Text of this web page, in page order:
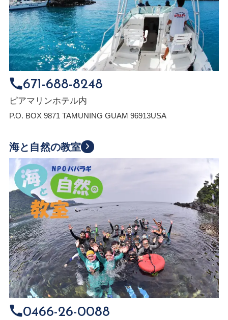
671-688-8248
ピアマリンホテル内
P.O. BOX 9871 TAMUNING GUAM 96913USA
海と自然の教室
0466-26-0088